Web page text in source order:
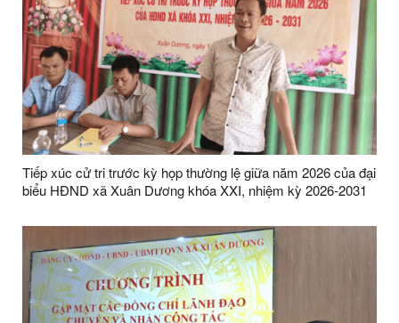
Tiếp xúc cử tri trước kỳ họp thường lệ giữa năm 2026 của đại
biểu HĐND xã Xuân Dương khóa XXI, nhiệm kỳ 2026-2031